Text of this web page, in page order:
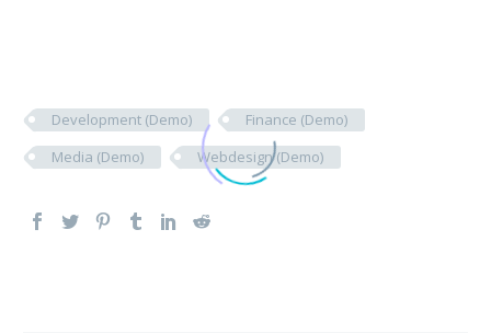
Development (Demo)
Finance (Demo)
Media (Demo)
Webdesign (Demo)